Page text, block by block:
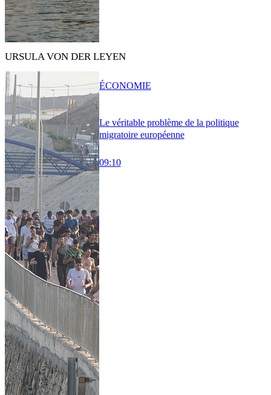
URSULA VON DER LEYEN
Le véritable problème de la politique
migratoire européenne
09:10
ÉCONOMIE